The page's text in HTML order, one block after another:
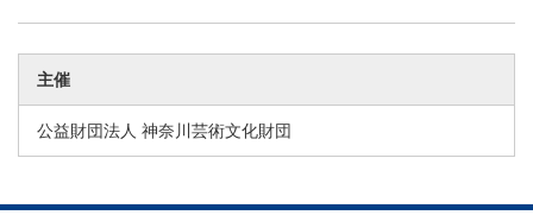
主催
公益財団法人 神奈川芸術文化財団